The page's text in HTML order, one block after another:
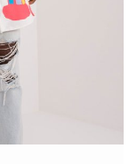
zaliczasz:
detalicznych